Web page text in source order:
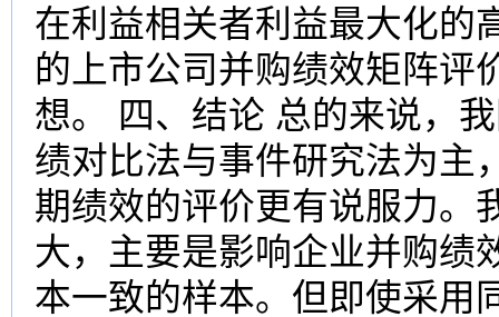
在利益相关者利益最大化的
的上市公司并购绩效矩阵评
想。 四、结论 总的来说，
绩对比法与事件研究法为主
期绩效的评价更有说服力。
大，主要是影响企业并购绩
本一致的样本。但即使采用